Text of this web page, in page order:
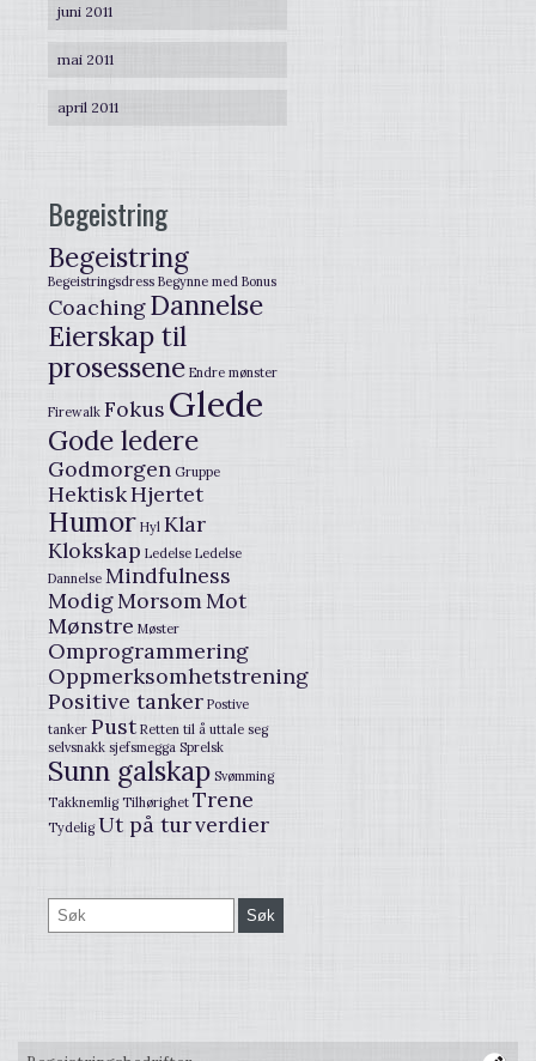
juni 2011
mai 2011
april 2011
Begeistring
Begeistring
Begeistringsdress Begynne med Bonus
CoachingDannelse
Eierskap til
prosessene Endre mønster
Firewalk Fokus Glede
Gode ledere
Godmorgen Gruppe
HektiskHjertet
Humor Hyl Klar
Klokskap Ledelse Ledelse
Dannelse Mindfulness
ModigMorsomMot
Mønstre Møster
Omprogrammering
Oppmerksomhetstrening
Positive tanker Postive
tanker Pust Retten til å uttale seg
selvsnakk sjefsmegga Sprelsk
Sunn galskap Svømming
Takknemlig Tilhørighet Trene
Tydelig Ut på turverdier